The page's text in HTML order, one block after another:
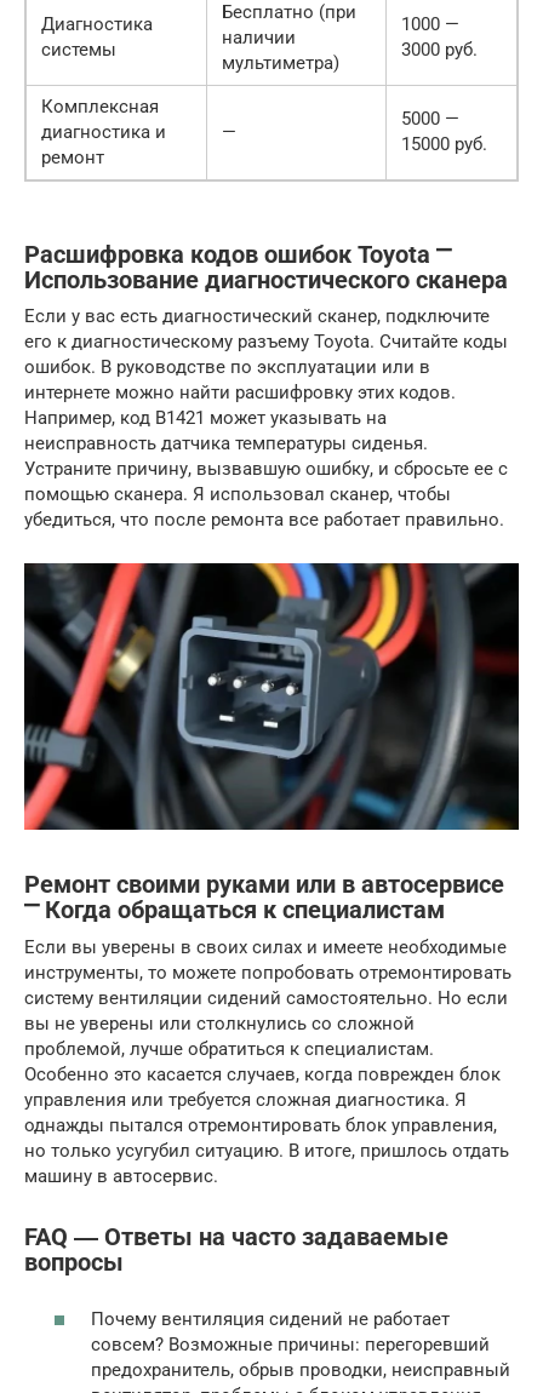
Диагностика
системы
Бесплатно (при
наличии
мультиметра)
1000 —
3000 руб.
Комплексная
диагностика и
ремонт
—
5000 —
15000 руб.
Расшифровка кодов ошибок Toyota ⎻
Использование диагностического сканера
Если у вас есть диагностический сканер, подключите
его к диагностическому разъему Toyota. Считайте коды
ошибок. В руководстве по эксплуатации или в
интернете можно найти расшифровку этих кодов.
Например, код B1421 может указывать на
неисправность датчика температуры сиденья.
Устраните причину, вызвавшую ошибку, и сбросьте ее с
помощью сканера. Я использовал сканер, чтобы
убедиться, что после ремонта все работает правильно.
Ремонт своими руками или в автосервисе
⎻ Когда обращаться к специалистам
Если вы уверены в своих силах и имеете необходимые
инструменты, то можете попробовать отремонтировать
систему вентиляции сидений самостоятельно. Но если
вы не уверены или столкнулись со сложной
проблемой, лучше обратиться к специалистам.
Особенно это касается случаев, когда поврежден блок
управления или требуется сложная диагностика. Я
однажды пытался отремонтировать блок управления,
но только усугубил ситуацию. В итоге, пришлось отдать
машину в автосервис.
FAQ ― Ответы на часто задаваемые
вопросы
Почему вентиляция сидений не работает
совсем? Возможные причины: перегоревший
предохранитель, обрыв проводки, неисправный